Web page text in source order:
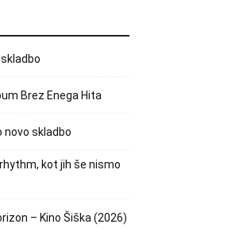
Brez Enega Hita
novo skladbo
kot jih še nismo
– Kino Šiška (2026)